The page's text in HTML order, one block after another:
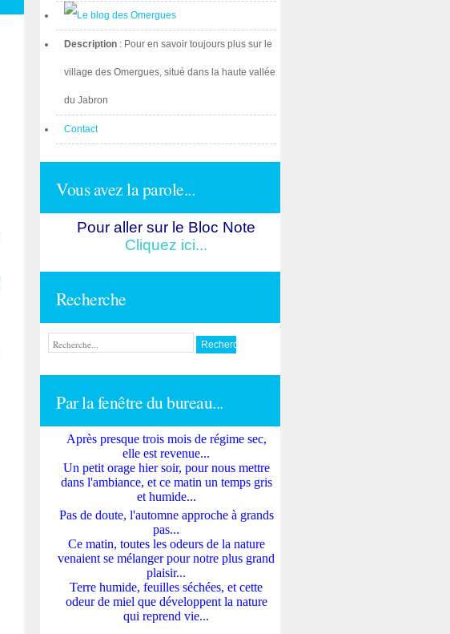
Description : Pour en savoir toujours plus sur le
village des Omergues, situé dans la haute vallée
du Jabron
Contact
Vous avez la parole...
Pour aller sur le Bloc Note
Cliquez ici...
Recherche
Par la fenêtre du bureau...
Après presque trois mois de régime sec,
elle est revenue...
Un petit orage hier soir, pour nous mettre
dans l'ambiance, et ce matin un temps gris
et humide...
Pas de doute, l'automne approche à grands
pas...
Ce matin, toutes les odeurs de la nature
venaient se mélanger pour notre plus grand
plaisir...
Terre humide, feuilles séchées, et cette
odeur de miel que développent la nature
qui reprend vie...